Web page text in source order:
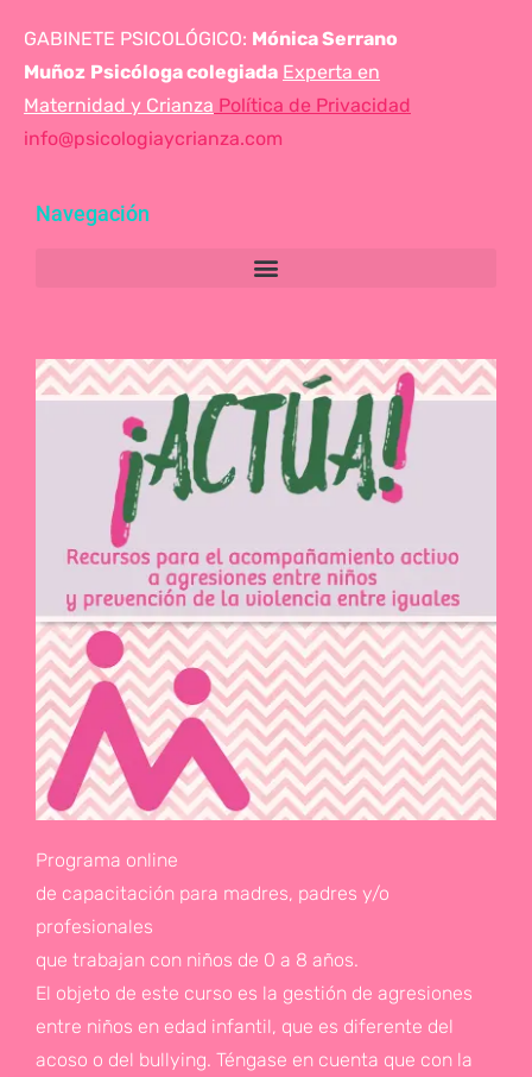
GABINETE PSICOLÓGICO: Mónica Serrano
Muñoz Psicóloga colegiada Experta en
Maternidad y Crianza Política de Privacidad
info@psicologiaycrianza.com
Navegación
Programa online
de capacitación para madres, padres y/o
profesionales
que trabajan con niños de 0 a 8 años.
El objeto de este curso es la gestión de agresiones
entre niños en edad infantil, que es diferente del
acoso o del bullying. Téngase en cuenta que con la